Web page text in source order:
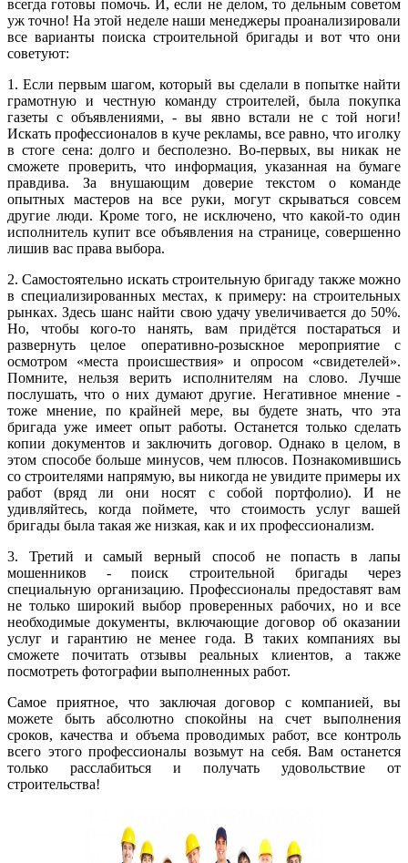
всегда готовы помочь. И, если не делом, то дельным советом
уж точно! На этой неделе наши менеджеры проанализировали
все варианты поиска строительной бригады и вот что они
советуют:
1. Если первым шагом, который вы сделали в попытке найти
грамотную и честную команду строителей, была покупка
газеты с объявлениями, - вы явно встали не с той ноги!
Искать профессионалов в куче рекламы, все равно, что иголку
в стоге сена: долго и бесполезно. Во-первых, вы никак не
сможете проверить, что информация, указанная на бумаге
правдива. За внушающим доверие текстом о команде
опытных мастеров на все руки, могут скрываться совсем
другие люди. Кроме того, не исключено, что какой-то один
исполнитель купит все объявления на странице, совершенно
лишив вас права выбора.
2. Самостоятельно искать строительную бригаду также можно
в специализированных местах, к примеру: на строительных
рынках. Здесь шанс найти свою удачу увеличивается до 50%.
Но, чтобы кого-то нанять, вам придётся постараться и
развернуть целое оперативно-розыскное мероприятие с
осмотром «места происшествия» и опросом «свидетелей».
Помните, нельзя верить исполнителям на слово. Лучше
послушать, что о них думают другие. Негативное мнение -
тоже мнение, по крайней мере, вы будете знать, что эта
бригада уже имеет опыт работы. Останется только сделать
копии документов и заключить договор. Однако в целом, в
этом способе больше минусов, чем плюсов. Познакомившись
со строителями напрямую, вы никогда не увидите примеры их
работ (вряд ли они носят с собой портфолио). И не
удивляйтесь, когда поймете, что стоимость услуг вашей
бригады была такая же низкая, как и их профессионализм.
3. Третий и самый верный способ не попасть в лапы
мошенников - поиск строительной бригады через
специальную организацию. Профессионалы предоставят вам
не только широкий выбор проверенных рабочих, но и все
необходимые документы, включающие договор об оказании
услуг и гарантию не менее года. В таких компаниях вы
сможете почитать отзывы реальных клиентов, а также
посмотреть фотографии выполненных работ.
Самое приятное, что заключая договор с компанией, вы
можете быть абсолютно спокойны на счет выполнения
сроков, качества и объема проводимых работ, все контроль
всего этого профессионалы возьмут на себя. Вам останется
только расслабиться и получать удовольствие от
строительства!